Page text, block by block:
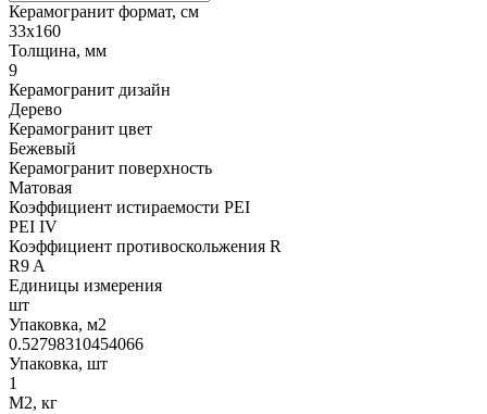
Керамогранит формат, см
33х160
Толщина, мм
9
Керамогранит дизайн
Дерево
Керамогранит цвет
Бежевый
Керамогранит поверхность
Матовая
Коэффициент истираемости PEI
PEI IV
Коэффициент противоскольжения R
R9 A
Единицы измерения
шт
Упаковка, м2
0.52798310454066
Упаковка, шт
1
М2, кг